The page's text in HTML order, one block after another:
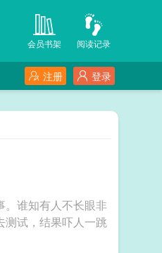
阅读记录
会员书架
登录
注册
。谁知有人不长眼非
测试，结果吓人一跳